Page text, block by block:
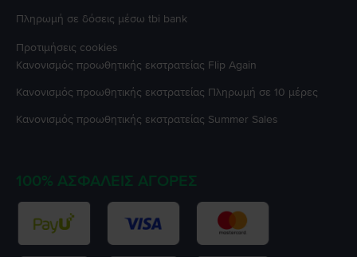
Πληρωμή σε δόσεις μέσω tbi bank
Προτιμήσεις cookies
Κανονισμός προωθητικής εκστρατείας Flip Again
Κανονισμός προωθητικής εκστρατείας Πληρωμή σε 10 μέρες
Κανονισμός προωθητικής εκστρατείας Summer Sales
100% ΑΣΦΑΛΕΊΣ ΑΓΟΡΈΣ